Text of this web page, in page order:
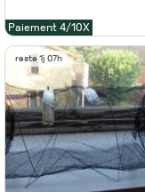
Paiement 4/10X
reste 1j 07h